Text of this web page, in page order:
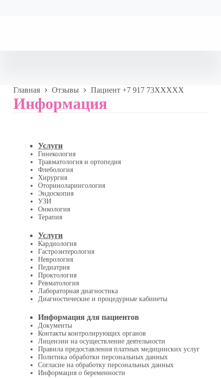
Главная Отзывы Пациент +7 917 73XXXXX
Информация
Услуги
Гинекология
Травматология и ортопедия
Флебология
Хирургия
Оториноларингология
Эндоскопия
УЗИ
Онкология
Терапия
Услуги
Кардиология
Гастроэнтерология
Неврология
Педиатрия
Проктология
Ревматология
Лабораторная диагностика
Диагностические и процедурные кабинеты
Информация для пациентов
Документы
Контакты контролирующих органов
Лицензии на осуществление деятельности
Правила предоставления платных медицинских услуг
Политика обработки персональных данных
Согласие на обработку персональных данных
Информация о беременности